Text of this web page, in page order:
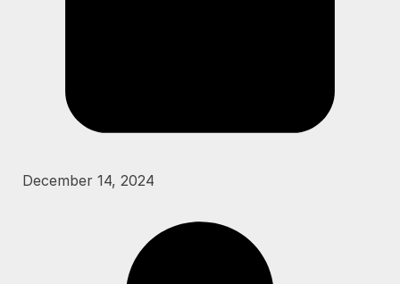
December 14, 2024